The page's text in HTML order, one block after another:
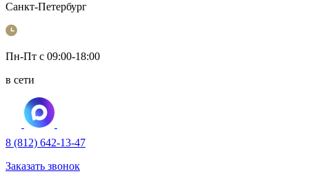
Санкт-Петербург
Пн-Пт с 09:00-18:00
в сети
8 (812) 642-13-47
Заказать звонок